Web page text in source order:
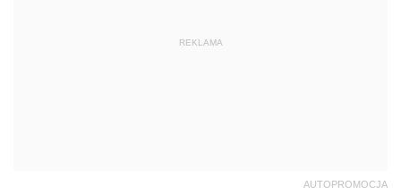
REKLAMA
AUTOPROMOCJA